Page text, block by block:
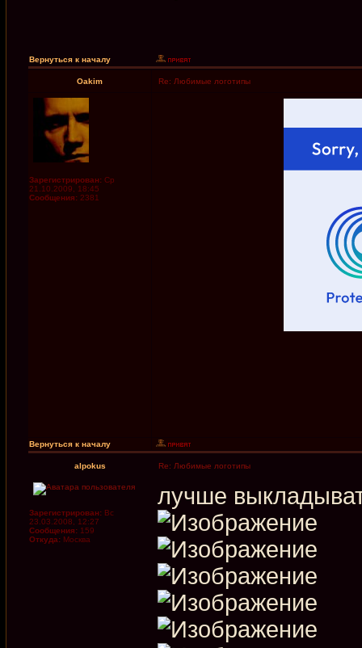
Вернуться к началу
Oakim Re: Любимые логотипы
Зарегистрирован: Ср
21.10.2009, 18:45
Сообщения: 2381
Вернуться к началу
alpokus Re: Любимые логотипы
Зарегистрирован: Вс
23.03.2008, 12:27
Сообщения: 159
Откуда: Москва
лучше